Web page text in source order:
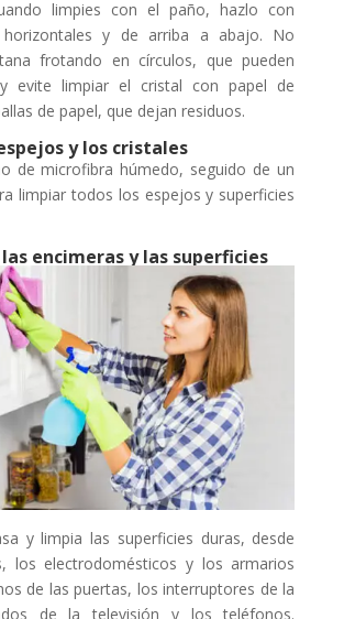
limpies con el paño, hazlo con
horizontales y de arriba a abajo. No
frotando en círculos, que pueden
evite limpiar el cristal con papel de
de papel, que dejan residuos.
y los cristales
de microfibra húmedo, seguido de un
limpiar todos los espejos y superficies
encimeras y las superficies
y limpia las superficies duras, desde
los electrodomésticos y los armarios
de las puertas, los interruptores de la
de la televisión y los teléfonos.